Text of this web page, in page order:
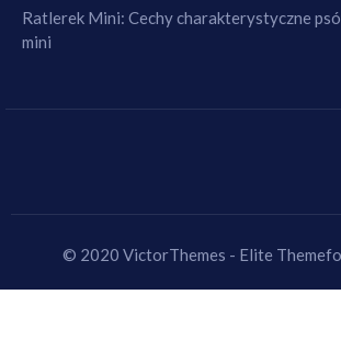
Ratlerek Mini: Cechy charakterystyczne
mini
© 2020 VictorThemes - Elite